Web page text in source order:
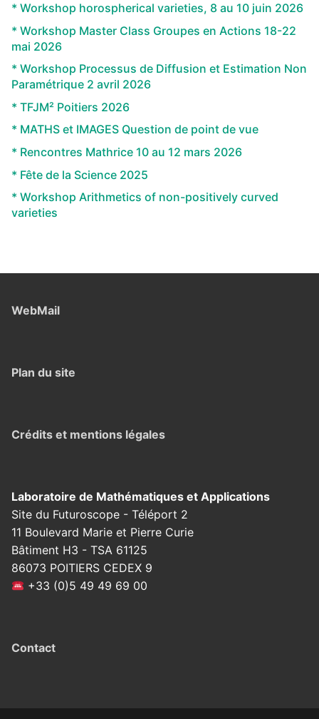
* Workshop horospherical varieties, 8 au 10 juin 2026
* Workshop Master Class Groupes en Actions 18-22
mai 2026
* Workshop Processus de Diffusion et Estimation Non
Paramétrique 2 avril 2026
* TFJM² Poitiers 2026
* MATHS et IMAGES Question de point de vue
* Rencontres Mathrice 10 au 12 mars 2026
* Fête de la Science 2025
* Workshop Arithmetics of non-positively curved
varieties
WebMail
Plan du site
Crédits et mentions légales
Laboratoire de Mathématiques et Applications
Site du Futuroscope - Téléport 2
11 Boulevard Marie et Pierre Curie
Bâtiment H3 - TSA 61125
86073 POITIERS CEDEX 9
+33 (0)5 49 49 69 00
Contact